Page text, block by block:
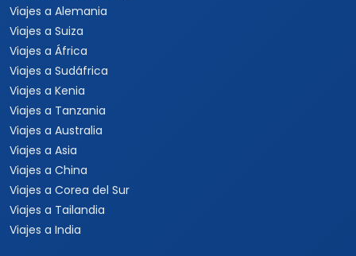
Viajes a Alemania
Viajes a Suiza
Viajes a África
Viajes a Sudáfrica
Viajes a Kenia
Viajes a Tanzania
Viajes a Australia
Viajes a Asia
Viajes a China
Viajes a Corea del Sur
Viajes a Tailandia
Viajes a India